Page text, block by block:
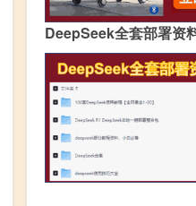
DeepSeek全套部署资